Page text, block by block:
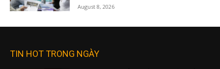
August 8, 2026
TIN HOT TRONG NGÀY